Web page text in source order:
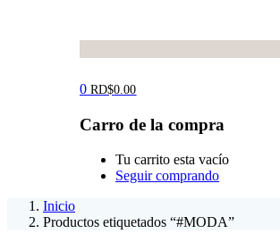
0 RD$0.00
Carro de la compra
Tu carrito esta vacío
Seguir comprando
Inicio
Productos etiquetados “#MODA”